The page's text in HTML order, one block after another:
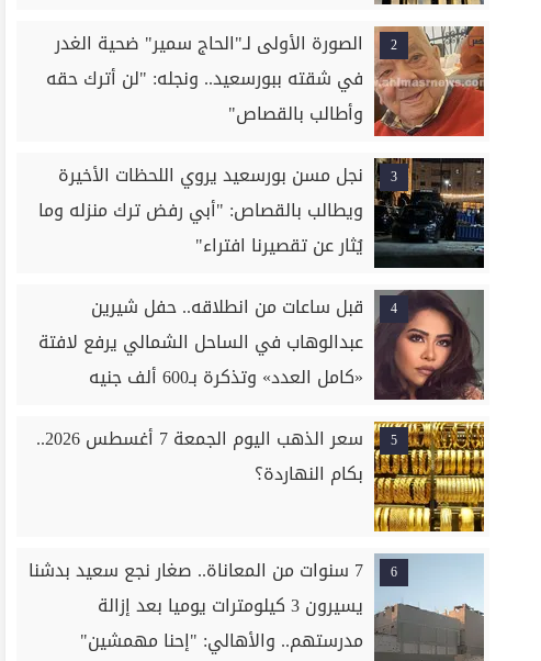
2
الصورة الأولى لـ"الحاج سمير" ضحية الغدر
في شقته ببورسعيد.. ونجله: "لن أترك حقه
وأطالب بالقصاص"
3
نجل مسن بورسعيد يروي اللحظات الأخيرة
ويطالب بالقصاص: "أبي رفض ترك منزله وما
يُثار عن تقصيرنا افتراء"
4
قبل ساعات من انطلاقه.. حفل شيرين
عبدالوهاب في الساحل الشمالي يرفع لافتة
«كامل العدد» وتذكرة بـ600 ألف جنيه
5
سعر الذهب اليوم الجمعة 7 أغسطس 2026..
بكام النهاردة؟
6
7 سنوات من المعاناة.. صغار نجع سعيد بدشنا
يسيرون 3 كيلومترات يوميا بعد إزالة
مدرستهم.. والأهالي: "إحنا مهمشين"